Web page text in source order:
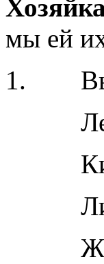
мы ей
1.